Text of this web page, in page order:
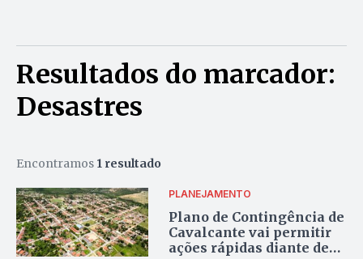
Resultados do marcador:
Desastres
Encontramos 1 resultado
PLANEJAMENTO
Plano de Contingência de
Cavalcante vai permitir
ações rápidas diante de